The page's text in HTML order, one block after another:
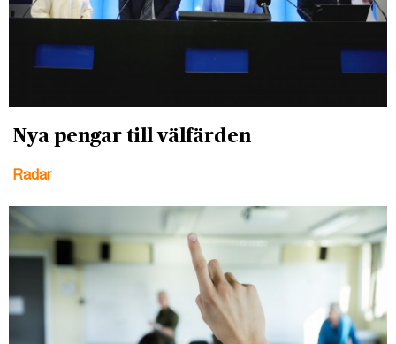
Nya pengar till välfärden
Radar